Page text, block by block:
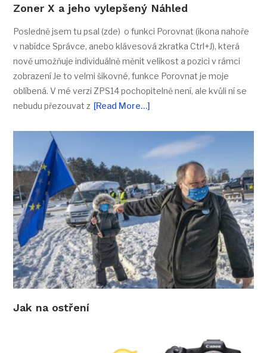
Zoner X a jeho vylepšený Náhled
Posledně jsem tu psal (zde) o funkci Porovnat (ikona nahoře
v nabídce Správce, anebo klávesová zkratka Ctrl+J), která
nově umožňuje individuálně měnit velikost a pozici v rámci
zobrazení Je to velmi šikovné, funkce Porovnat je moje
oblíbená. V mé verzi ZPS14 pochopitelně není, ale kvůli ní se
nebudu přezouvat z [Read More…]
Jak na ostření